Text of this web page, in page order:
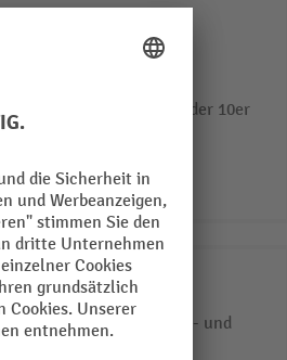
Aluprofilen mit 8er oder 10er
STAND Basic
oder als Orientierungs- und